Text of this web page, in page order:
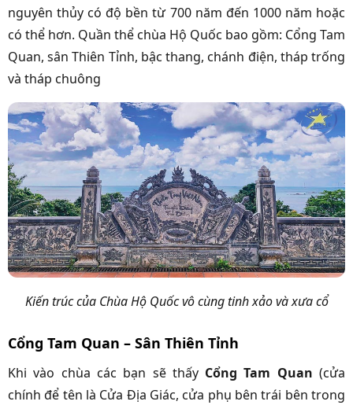
nguyên thủy có độ bền từ 700 năm đến 1000 năm hoặc
có thể hơn. Quần thể chùa Hộ Quốc bao gồm: Cổng Tam
Quan, sân Thiên Tỉnh, bậc thang, chánh điện, tháp trống
và tháp chuông
Kiến trúc của Chùa Hộ Quốc vô cùng tinh xảo và xưa cổ
Cổng Tam Quan – Sân Thiên Tỉnh
Khi vào chùa các bạn sẽ thấy Cổng Tam Quan (cửa
chính để tên là Cửa Địa Giác, cửa phụ bên trái bên trong